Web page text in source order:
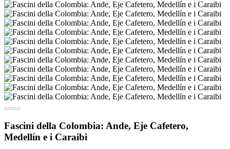
Fascini della Colombia: Ande, Eje Cafetero,
Medellín e i Caraibi